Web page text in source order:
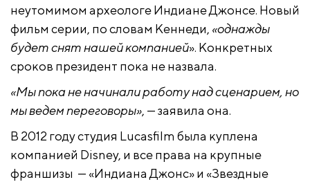
неутомимом археологе Индиане Джонсе. Новый
фильм серии, по словам Кеннеди, «однажды
будет снят нашей компанией». Конкретных
сроков президент пока не назвала.
«Мы пока не начинали работу над сценарием, но
мы ведем переговоры», — заявила она.
В 2012 году студия Lucasfilm была куплена
компанией Disney, и все права на крупные
франшизы — «Индиана Джонс» и «Звездные